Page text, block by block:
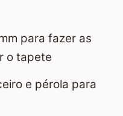
para fazer as
o tapete
e pérola para